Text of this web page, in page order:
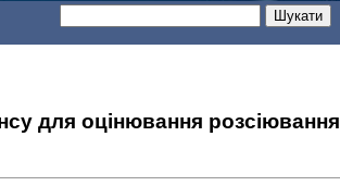
для оцінювання розсіювання